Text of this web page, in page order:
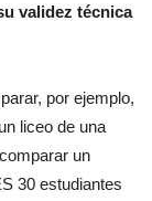
validez técnica
por ejemplo,
liceo de una
un
30 estudiantes